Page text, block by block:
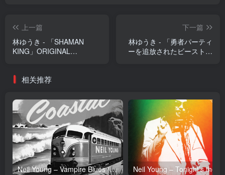
上一篇
林ゆうき - 「SHAMAN
KING」ORIGINAL
【16bit／44.1kHz】日本区
下一篇
林ゆうき - 「勇者パーティ
ーを追放されたビーストテ
／44.1kHz】日本区
相关推荐
Neil Young – Vampire Blues (Live) – Single(054391239303)【24bit／96.0kHz】土耳其区